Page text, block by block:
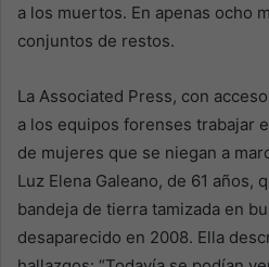
a los muertos. En apenas ocho
conjuntos de restos.
La Associated Press, con
a los equipos forenses trabajar
de mujeres que se niegan a
Luz Elena Galeano, de 61 años,
bandeja de tierra tamizada en
desaparecido en 2008. Ella